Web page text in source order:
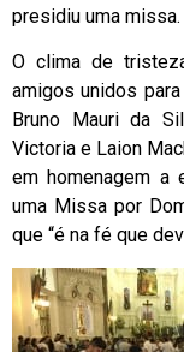
presidiu uma missa.
O clima de
amigos unidos
Bruno Mauri da
Victoria e Laion
em homenagem a
uma Missa por
que “é na fé que